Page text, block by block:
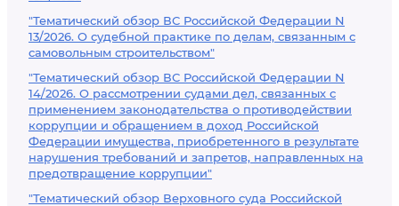
"Тематический обзор ВС Российской Федерации N
13/2026. О судебной практике по делам, связанным с
самовольным строительством"
"Тематический обзор ВС Российской Федерации N
14/2026. О рассмотрении судами дел, связанных с
применением законодательства о противодействии
коррупции и обращением в доход Российской
Федерации имущества, приобретенного в результате
нарушения требований и запретов, направленных на
предотвращение коррупции"
"Тематический обзор Верховного суда Российской